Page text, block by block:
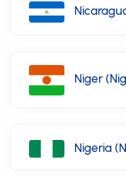
Niger
Nigeria